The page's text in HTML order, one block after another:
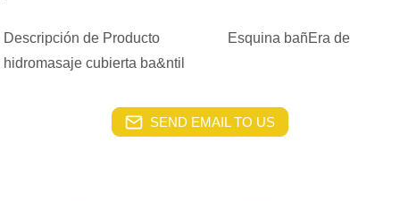
Descripción de Producto Esquina bañEra de
hidromasaje cubierta ba&ntil
SEND EMAIL TO US